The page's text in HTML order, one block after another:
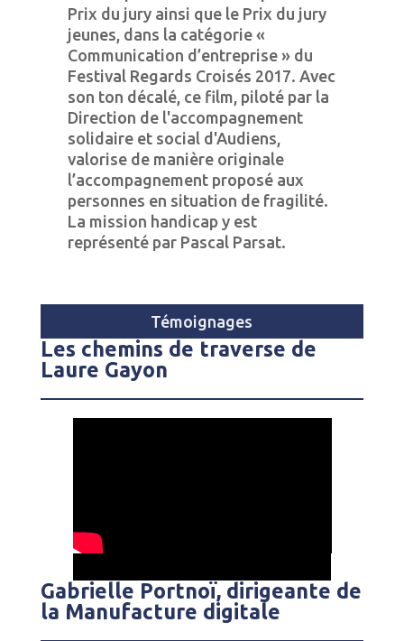
Prix du jury ainsi que le Prix du jury
jeunes, dans la catégorie «
Communication d’entreprise » du
Festival Regards Croisés 2017. Avec
son ton décalé, ce film, piloté par la
Direction de l'accompagnement
solidaire et social d'Audiens,
valorise de manière originale
l’accompagnement proposé aux
personnes en situation de fragilité.
La mission handicap y est
représenté par Pascal Parsat.
Témoignages
Les chemins de traverse de
Laure Gayon
Gabrielle Portnoï, dirigeante de
la Manufacture digitale